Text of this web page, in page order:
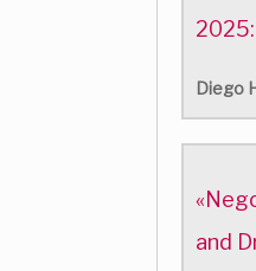
Diego
and